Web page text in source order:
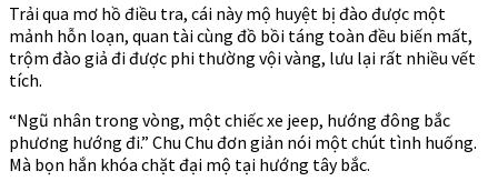
Trải qua mơ hồ điều tra, cái này mộ huyệt bị đào được một
mảnh hỗn loạn, quan tài cùng đồ bồi táng toàn đều biến mất,
trộm đào giả đi được phi thường vội vàng, lưu lại rất nhiều vết
tích.
“Ngũ nhân trong vòng, một chiếc xe jeep, hướng đông bắc
phương hướng đi.” Chu Chu đơn giản nói một chút tình huống.
Mà bọn hắn khóa chặt đại mộ tại hướng tây bắc.